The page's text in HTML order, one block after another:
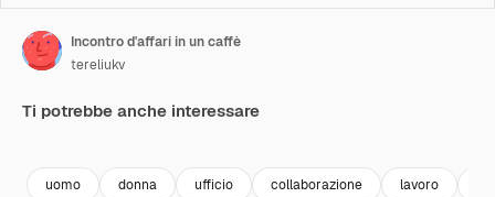
Incontro d'affari in un caffè
tereliukv
Ti potrebbe anche interessare
uomo donna ufficio collaborazione lavoro